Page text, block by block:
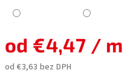
od €4,47 / m
od€3,63 bez DPH